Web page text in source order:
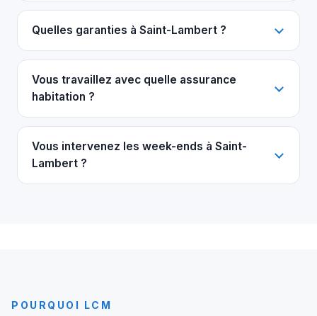
Quelles garanties à Saint-Lambert ?
Vous travaillez avec quelle assurance
habitation ?
Vous intervenez les week-ends à Saint-
Lambert ?
POURQUOI LCM